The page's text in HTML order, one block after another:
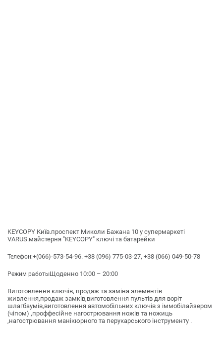
KEYCOPY Київ.проспект Миколи Бажана 10 у супермаркеті
VARUS.майстерня "KEYCOPY" ключі та батарейки
Телефон:+(066)-573-54-96. +38 (096) 775-03-27, +38 (066) 049-50-78
Режим работыЩоденно 10:00 – 20:00
Виготовлення ключів, продаж та заміна элементів
живлення,продаж замків,виготовлення пультів для воріт
шлагбаумів,виготовлення автомобільних ключів з іммобілайзером
(чіпом) ,проффесійне нагострювання ножів та ножиць
,нагострювання манікюрного та перукарського інструменту .